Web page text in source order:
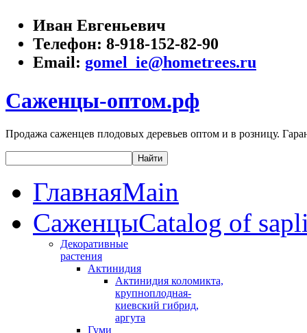
Иван Евгеньевич
Телефон: 8-918-152-82-90
Email: gomel_ie@hometrees.ru
Саженцы-оптом.рф
Продажа саженцев плодовых деревьев оптом и в розницу.
ГлавнаяMain
СаженцыCatalog of
Декоративные
растения
Актинидия
Актинидия коломикта,
крупноплодная-
киевский гибрид,
аргута
Гуми